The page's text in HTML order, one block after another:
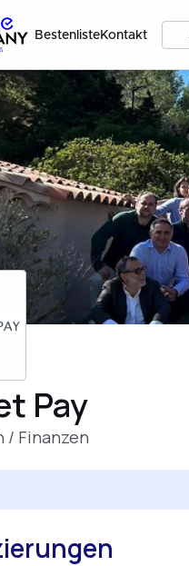
BestenlisteKontakt
Pay
/ Finanzen